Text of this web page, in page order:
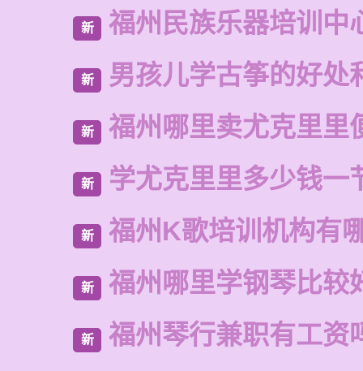
新 福州民族乐器培训中
新 男孩儿学古筝的好处
新 福州哪里卖尤克里里
新 学尤克里里多少钱一
新 福州K歌培训机构有
新 福州哪里学钢琴比较
新 福州琴行兼职有工资